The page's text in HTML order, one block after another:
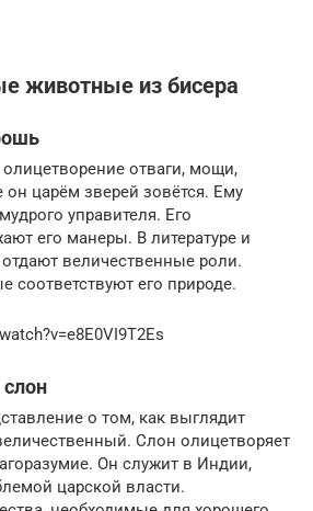
животные из бисера
отваги, мощи,
царём зверей зовётся. Ему
управителя. Его
его манеры. В литературе и
величественные роли.
соответствуют его природе.
о том, как выглядит
Слон олицетворяет
Он служит в Индии,
царской власти.